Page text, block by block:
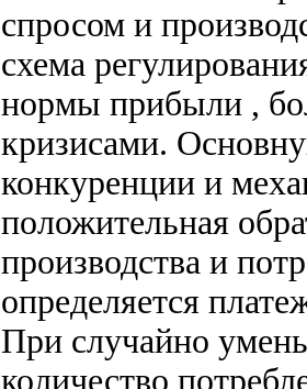
спросом и
схема
нормы прибыли ,
кризисами.
конкуренции и
положительная
производства и
определяется
При случайно
количество